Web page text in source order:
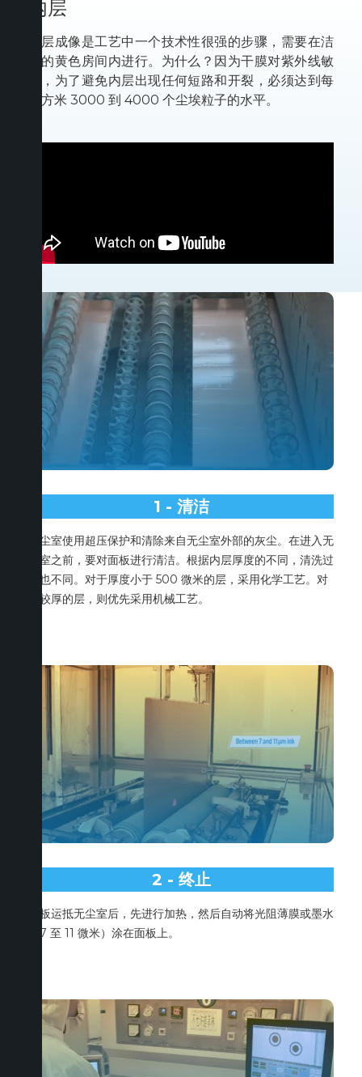
内层
内层成像是工艺中一个技术性很强的步骤，需要在洁
净的黄色房间内进行。为什么？因为干膜对紫外线敏
感，为了避免内层出现任何短路和开裂，必须达到每
立方米 3000 到 4000 个尘埃粒子的水平。
1 - 清洁
无尘室使用超压保护和清除来自无尘室外部的灰尘。在进入无
尘室之前，要对面板进行清洁。根据内层厚度的不同，清洗过
程也不同。对于厚度小于 500 微米的层，采用化学工艺。对
于较厚的层，则优先采用机械工艺。
2 - 终止
面板运抵无尘室后，先进行加热，然后自动将光阻薄膜或墨水
（7 至 11 微米）涂在面板上。